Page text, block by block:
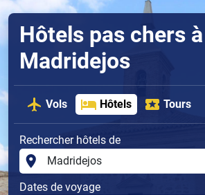
Hôtels pas chers à
Madridejos
Vols Hôtels Tours
Rechercher hôtels de
Dates de voyage